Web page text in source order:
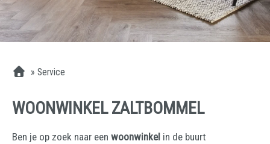
»Service
WOONWINKEL ZALTBOMMEL
Ben je op zoek naar een woonwinkel in de buurt